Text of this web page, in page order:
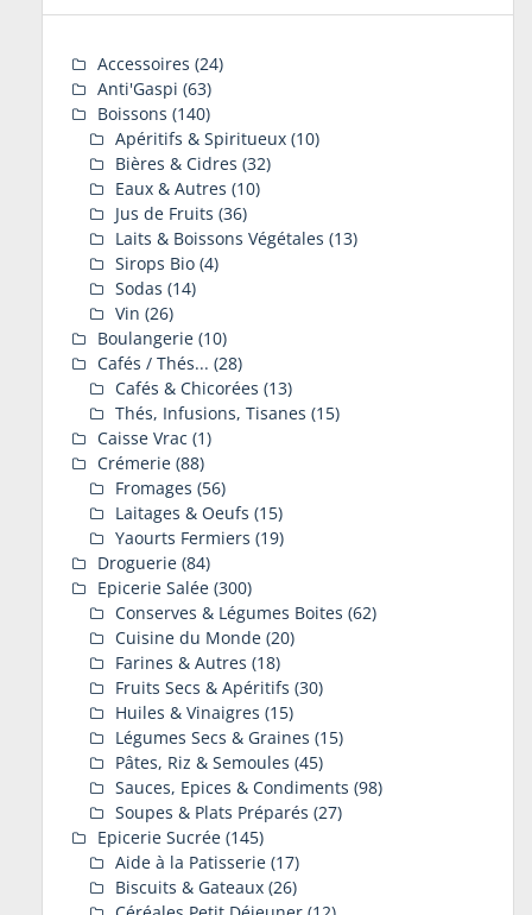
Accessoires (24)
Anti'Gaspi (63)
Boissons (140)
Apéritifs & Spiritueux (10)
Bières & Cidres (32)
Eaux & Autres (10)
Jus de Fruits (36)
Laits & Boissons Végétales (13)
Sirops Bio (4)
Sodas (14)
Vin (26)
Boulangerie (10)
Cafés / Thés... (28)
Cafés & Chicorées (13)
Thés, Infusions, Tisanes (15)
Caisse Vrac (1)
Crémerie (88)
Fromages (56)
Laitages & Oeufs (15)
Yaourts Fermiers (19)
Droguerie (84)
Epicerie Salée (300)
Conserves & Légumes Boites (62)
Cuisine du Monde (20)
Farines & Autres (18)
Fruits Secs & Apéritifs (30)
Huiles & Vinaigres (15)
Légumes Secs & Graines (15)
Pâtes, Riz & Semoules (45)
Sauces, Epices & Condiments (98)
Soupes & Plats Préparés (27)
Epicerie Sucrée (145)
Aide à la Patisserie (17)
Biscuits & Gateaux (26)